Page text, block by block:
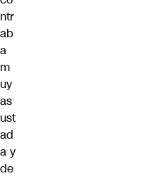
ntr
ab
a
m
uy
as
ust
ad
a y
de